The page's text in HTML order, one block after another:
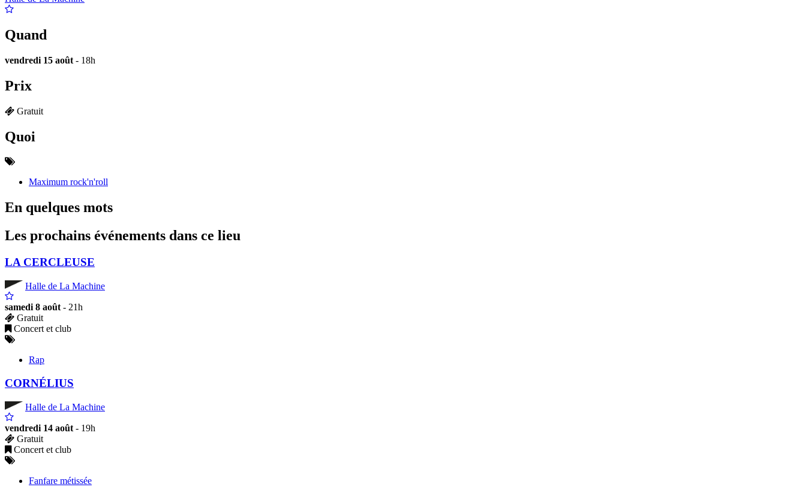
Quand
vendredi 15 août - 18h
Prix
Gratuit
Quoi
Maximum rock'n'roll
En quelques mots
Les prochains événements dans ce lieu
LA CERCLEUSE
Halle de La Machine
samedi 8 août- 21h
Gratuit
Concert et club
Rap
CORNÉLIUS
Halle de La Machine
vendredi 14 août- 19h
Gratuit
Concert et club
Fanfare métissée